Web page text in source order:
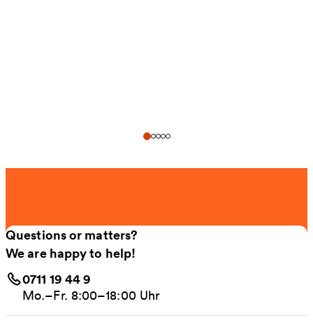
Questions or matters?
We are happy to help!
0711 19 44 9
Mo.–Fr. 8:00–18:00 Uhr